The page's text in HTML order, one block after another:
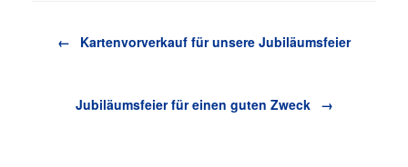
← Kartenvorverkauf für unsere Jubiläumsfeier
Jubiläumsfeier für einen guten Zweck →